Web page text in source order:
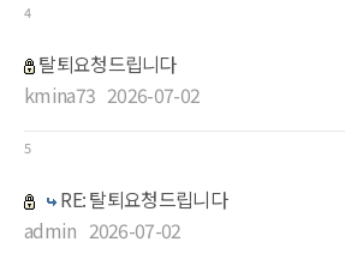
4
탈퇴요청드립니다
kmina73 2026-07-02
5
RE: 탈퇴요청드립니다
admin 2026-07-02